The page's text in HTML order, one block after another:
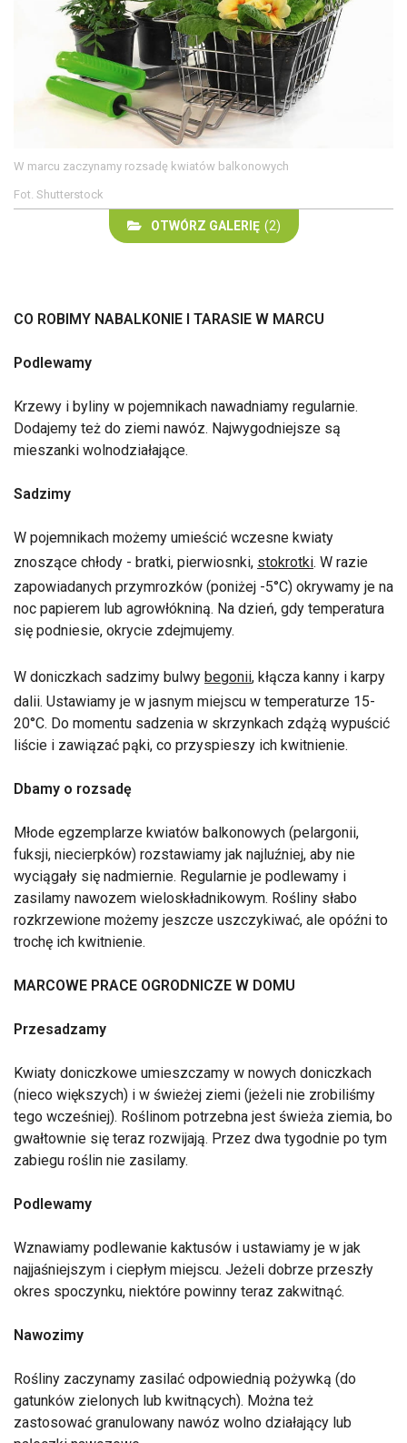
W marcu zaczynamy rozsadę kwiatów balkonowych
Fot. Shutterstock
OTWÓRZ GALERIĘ (2)
CO ROBIMY NABALKONIE I TARASIE W MARCU
Podlewamy
Krzewy i byliny w pojemnikach nawadniamy regularnie.
Dodajemy też do ziemi nawóz. Najwygodniejsze są
mieszanki wolnodziałające.
Sadzimy
W pojemnikach możemy umieścić wczesne kwiaty
znoszące chłody - bratki, pierwiosnki, stokrotki. W razie
zapowiadanych przymrozków (poniżej -5°C) okrywamy je na
noc papierem lub agrowłókniną. Na dzień, gdy temperatura
się podniesie, okrycie zdejmujemy.
W doniczkach sadzimy bulwy begonii, kłącza kanny i karpy
dalii. Ustawiamy je w jasnym miejscu w temperaturze 15-
20°C. Do momentu sadzenia w skrzynkach zdążą wypuścić
liście i zawiązać pąki, co przyspieszy ich kwitnienie.
Dbamy o rozsadę
Młode egzemplarze kwiatów balkonowych (pelargonii,
fuksji, niecierpków) rozstawiamy jak najluźniej, aby nie
wyciągały się nadmiernie. Regularnie je podlewamy i
zasilamy nawozem wieloskładnikowym. Rośliny słabo
rozkrzewione możemy jeszcze uszczykiwać, ale opóźni to
trochę ich kwitnienie.
MARCOWE PRACE OGRODNICZE W DOMU
Przesadzamy
Kwiaty doniczkowe umieszczamy w nowych doniczkach
(nieco większych) i w świeżej ziemi (jeżeli nie zrobiliśmy
tego wcześniej). Roślinom potrzebna jest świeża ziemia, bo
gwałtownie się teraz rozwijają. Przez dwa tygodnie po tym
zabiegu roślin nie zasilamy.
Podlewamy
Wznawiamy podlewanie kaktusów i ustawiamy je w jak
najjaśniejszym i ciepłym miejscu. Jeżeli dobrze przeszły
okres spoczynku, niektóre powinny teraz zakwitnąć.
Nawozimy
Rośliny zaczynamy zasilać odpowiednią pożywką (do
gatunków zielonych lub kwitnących). Można też
zastosować granulowany nawóz wolno działający lub